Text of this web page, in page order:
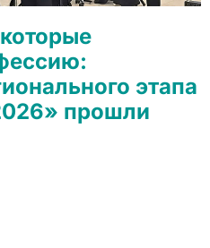
этапа
прошли